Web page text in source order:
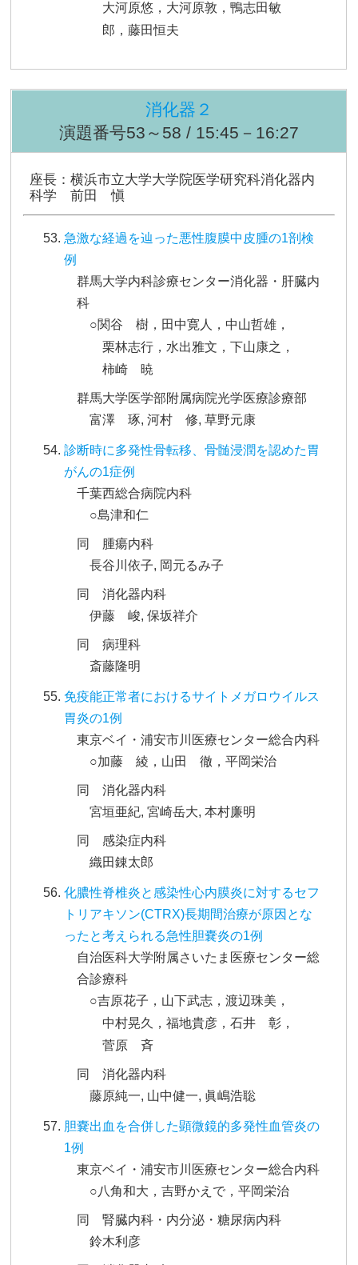
大河原悠，大河原敦，鴨志田敏
郎，藤田恒夫
消化器２
演題番号53～58 / 15:45－16:27
座長：横浜市立大学大学院医学研究科消化器内
科学 前田 愼
急激な経過を辿った悪性腹膜中皮腫の1剖検
例
群馬大学内科診療センター消化器・肝臓内
科
○関谷 樹，田中寛人，中山哲雄，
栗林志行，水出雅文，下山康之，
柿崎 暁
群馬大学医学部附属病院光学医療診療部
富澤 琢, 河村 修, 草野元康
診断時に多発性骨転移、骨髄浸潤を認めた胃
がんの1症例
千葉西総合病院内科
○島津和仁
同 腫瘍内科
長谷川依子, 岡元るみ子
同 消化器内科
伊藤 峻, 保坂祥介
同 病理科
斎藤隆明
免疫能正常者におけるサイトメガロウイルス
胃炎の1例
東京ベイ・浦安市川医療センター総合内科
○加藤 綾，山田 徹，平岡栄治
同 消化器内科
宮垣亜紀, 宮崎岳大, 本村廉明
同 感染症内科
織田錬太郎
化膿性脊椎炎と感染性心内膜炎に対するセフ
トリアキソン(CTRX)長期間治療が原因とな
ったと考えられる急性胆嚢炎の1例
自治医科大学附属さいたま医療センター総
合診療科
○吉原花子，山下武志，渡辺珠美，
中村晃久，福地貴彦，石井 彰，
菅原 斉
同 消化器内科
藤原純一, 山中健一, 眞嶋浩聡
胆嚢出血を合併した顕微鏡的多発性血管炎の
1例
東京ベイ・浦安市川医療センター総合内科
○八角和大，吉野かえで，平岡栄治
同 腎臓内科・内分泌・糖尿病内科
鈴木利彦